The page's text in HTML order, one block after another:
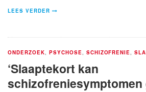
LEES VERDER
ONDERZOEK PSYCHOSE SCHIZOFRENIE ,
‘Slaaptekort kan
schizofreniesymptomen